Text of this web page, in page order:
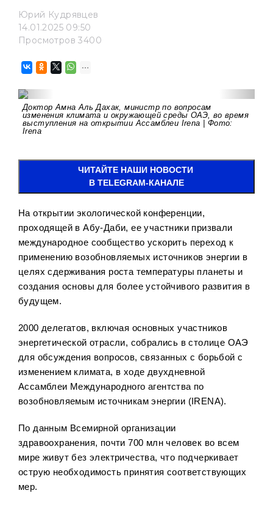
Юрий Кудрявцев
14.01.2025 09:50
Просмотров 3400
Доктор Амна Аль Дахак, министр по вопросам
изменения климата и окружающей среды ОАЭ, во время
выступления на открытии Ассамблеи Irena | Фото:
Irena
ЧИТАЙТЕ НАШИ НОВОСТИ
В TELEGRAM-КАНАЛЕ
На открытии экологической конференции,
проходящей в Абу-Даби, ее участники призвали
международное сообщество ускорить переход к
применению возобновляемых источников энергии в
целях сдерживания роста температуры планеты и
создания основы для более устойчивого развития в
будущем.
2000 делегатов, включая основных участников
энергетической отрасли, собрались в столице ОАЭ
для обсуждения вопросов, связанных с борьбой с
изменением климата, в ходе двухдневной
Ассамблеи Международного агентства по
возобновляемым источникам энергии (IRENA).
По данным Всемирной организации
здравоохранения, почти 700 млн человек во всем
мире живут без электричества, что подчеркивает
острую необходимость принятия соответствующих
мер.